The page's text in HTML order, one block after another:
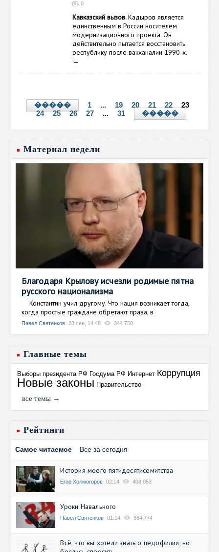
0
Кавказский вызов.Кадыров является
единственным в России носителем
модернизационного проекта. Он
действительно пытается восстановить
республику после вакханалии 1990-х.
→
����� 1 ... 19 20 21 22
23
24
25 26 27 ... 31 �����
Материал недели
Благодаря Крылову исчезли родимые пятна
русского национализма
Константин учил другому. Что нация возникает тогда,
когда простые граждане обретают права, в
Павел Святенков 23 сен, 14:48 344 750
Главные темы
Выборы президента РФ Госдума РФ Интернет Коррупция
Новые законы Правительство
все темы →
Рейтинги
Самое читаемое Все за сегодня
История моего пятидесятисемитства
Егор Холмогоров 02:14 408 053
Уроки Навального
Павел Святенков 01:14 364 774
Всё, что вы хотели знать о педофилии, но